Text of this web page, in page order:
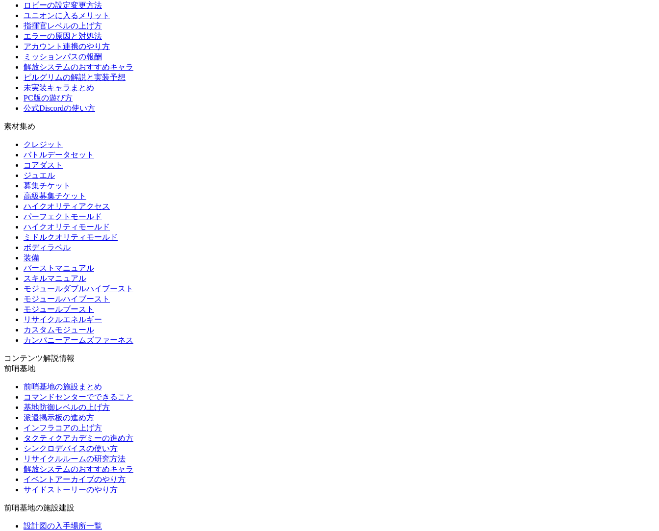
ロビーの設定変更方法
ユニオンに入るメリット
指揮官レベルの上げ方
エラーの原因と対処法
アカウント連携のやり方
ミッションパスの報酬
解放システムのおすすめキャラ
ピルグリムの解説と実装予想
未実装キャラまとめ
PC版の遊び方
公式Discordの使い方
素材集め
クレジット
バトルデータセット
コアダスト
ジュエル
募集チケット
高級募集チケット
ハイクオリティアクセス
パーフェクトモールド
ハイクオリティモールド
ミドルクオリティモールド
ボディラベル
装備
バーストマニュアル
スキルマニュアル
モジュールダブルハイブースト
モジュールハイブースト
モジュールブースト
リサイクルエネルギー
カスタムモジュール
カンパニーアームズファーネス
コンテンツ解説情報
前哨基地
前哨基地の施設まとめ
コマンドセンターでできること
基地防御レベルの上げ方
派遣掲示板の進め方
インフラコアの上げ方
タクティクアカデミーの進め方
シンクロデバイスの使い方
リサイクルルームの研究方法
解放システムのおすすめキャラ
イベントアーカイブのやり方
サイドストーリーのやり方
前哨基地の施設建設
設計図の入手場所一覧